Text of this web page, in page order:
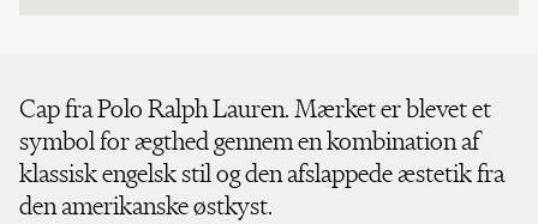
Cap fra Polo Ralph Lauren. Mærket er blevet et
symbol for ægthed gennem en kombination af
klassisk engelsk stil og den afslappede æstetik fra
den amerikanske østkyst.